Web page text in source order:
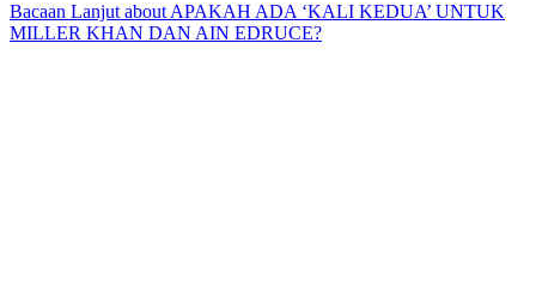
Bacaan Lanjut about APAKAH ADA ‘KALI KEDUA’ UNTUK
MILLER KHAN DAN AIN EDRUCE?